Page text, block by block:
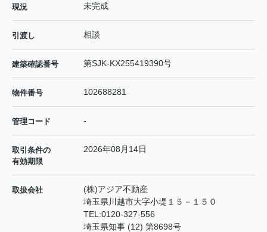
現況 未完成
引渡し 相談
建築確認番号 第SJK-KX255419390号
物件番号 102688281
管理コード -
取引条件の
有効期限
2026年08月14日
取扱会社
(株)アジア不動産
埼玉県川越市大字小堤１５－１５０
TEL:0120-327-556
埼玉県知事 (12) 第8698号